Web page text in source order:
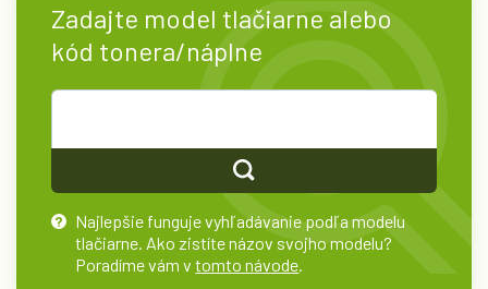
Zadajte model tlačiarne alebo
kód tonera/náplne
?
Najlepšie funguje vyhľadávanie podľa modelu
tlačiarne. Ako zistíte názov svojho modelu?
Poradíme vám vtomto návode